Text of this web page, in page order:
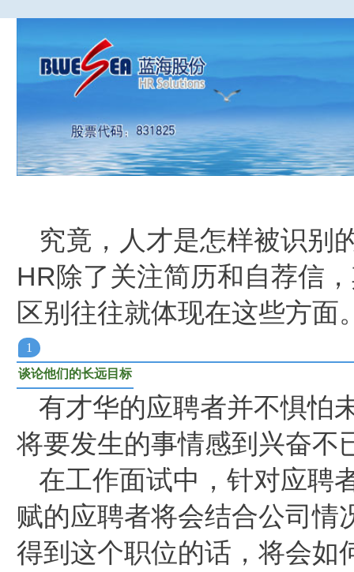
究竟，人才是怎样被识别
HR除了关注简历和自荐信
区别往往就体现在这些方
1
谈论他们的长远目标
有才华的应聘者并不惧怕
将要发生的事情感到兴奋不
在工作面试中，针对应聘
赋的应聘者将会结合公司情
得到这个职位的话，将会如